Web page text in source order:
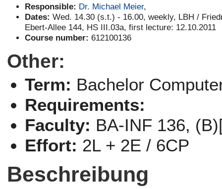
Responsible: Dr. Michael Meier,
Dates: Wed. 14.30 (s.t.) - 16.00, weekly, LBH /
Ebert-Allee 144, HS III.03a, first lecture: 12.10.2011
Course number: 612100136
Other:
Term: Bachelor
Requirements:
Faculty: BA-INF 136,
Effort: 2L + 2E / 6CP
Beschreibung